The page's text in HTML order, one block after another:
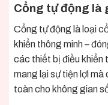
Cổng tự động là
Cổng tự động là loại
khiển thông minh –
các thiết bị điều khiển
mang lại sự tiện lợi mà
toàn cho không gian